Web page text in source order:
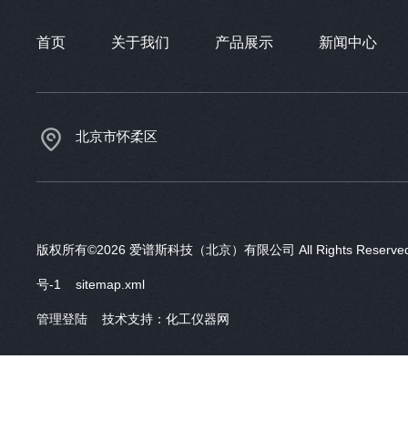
首页 关于我们 产品展示 新闻中心
北京市怀柔区
版权所有©2026 爱谱斯科技（北京）有限公司 All Rights
号-1 sitemap.xml
管理登陆 技术支持： 化工仪器网